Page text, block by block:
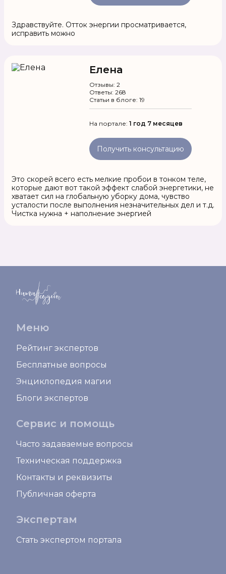
Здравствуйте. Отток энергии просматривается,
исправить можно
Елена
Отзывы: 2
Ответы: 268
Статьи в блоге: 19
На портале: 1 год 7 месяцев
Получить консультацию
Это скорей всего есть мелкие пробои в тонком теле,
которые дают вот такой эффект слабой энергетики, не
хватает сил на глобальную уборку дома, чувство
усталости после выполнения незначительных дел и т.д.
Чистка нужна + наполнение энергией
Меню
Рейтинг экспертов
Бесплатные вопросы
Энциклопедия магии
Блоги экспертов
Сервис и помощь
Часто задаваемые вопросы
Техническая поддержка
Контакты и реквизиты
Публичная оферта
Экспертам
Стать экспертом портала